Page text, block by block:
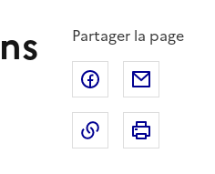
Partager la page
Partager sur
Copier dans